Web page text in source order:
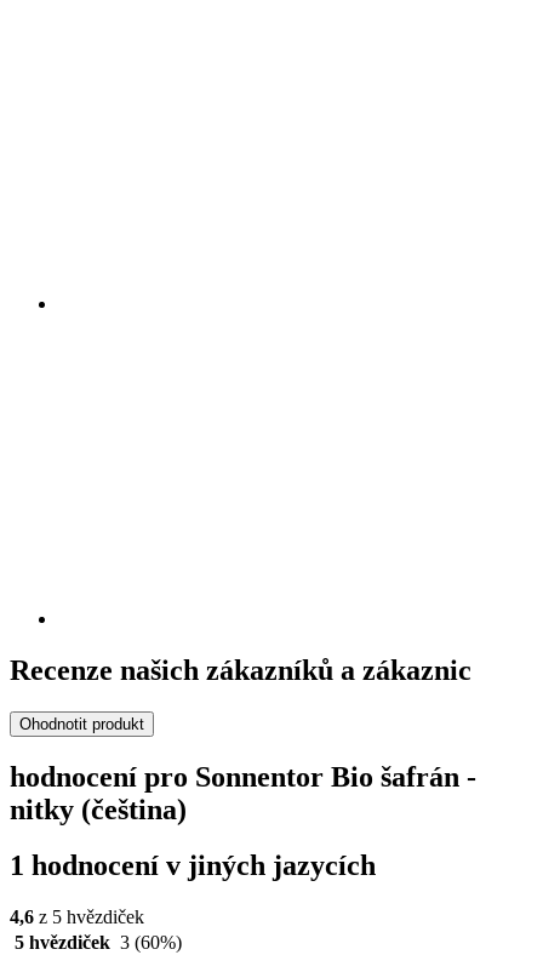
Recenze našich zákazníků a zákaznic
Ohodnotit produkt
hodnocení pro Sonnentor Bio šafrán -
nitky (čeština)
1 hodnocení v jiných jazycích
4,6 z 5 hvězdiček
5 hvězdiček 3 (60%)